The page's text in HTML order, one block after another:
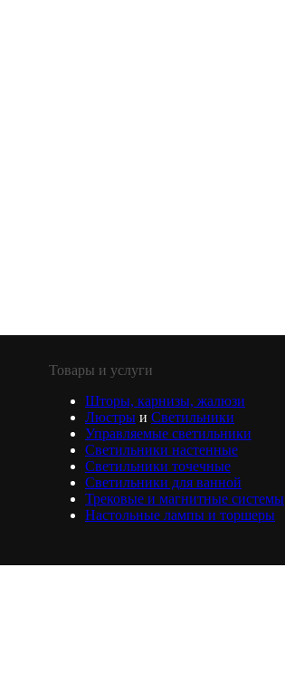
Товары и услуги
Шторы, карнизы, жалюзи
Люстры и Светильники
Управляемые светильники
Светильники настенные
Светильники точечные
Светильники для ванной
Трековые и магнитные системы
Настольные лампы и торшеры